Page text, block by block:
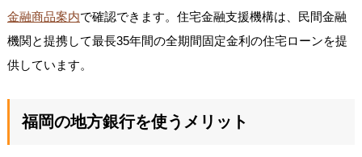
金融商品案内で確認できます。住宅金融支援機構は、民間金融
機関と提携して最長35年間の全期間固定金利の住宅ローンを提
供しています。
福岡の地方銀行を使うメリット